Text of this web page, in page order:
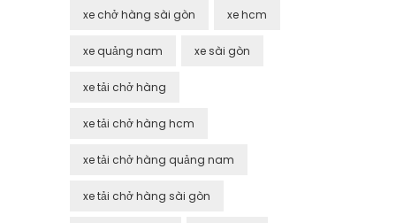
xe chở hàng sài gòn xe hcm
xe quảng nam xe sài gòn
xe tải chở hàng
xe tải chở hàng hcm
xe tải chở hàng quảng nam
xe tải chở hàng sài gòn